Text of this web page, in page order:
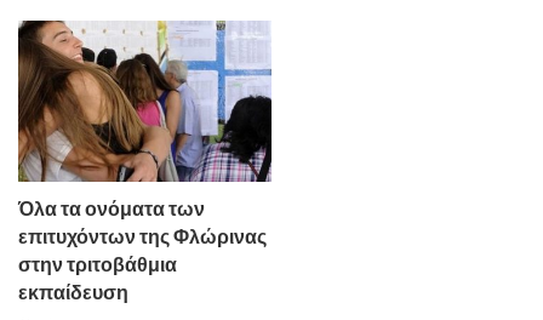
Όλα τα ονόματα των
επιτυχόντων της Φλώρινας
στην τριτοβάθμια
εκπαίδευση